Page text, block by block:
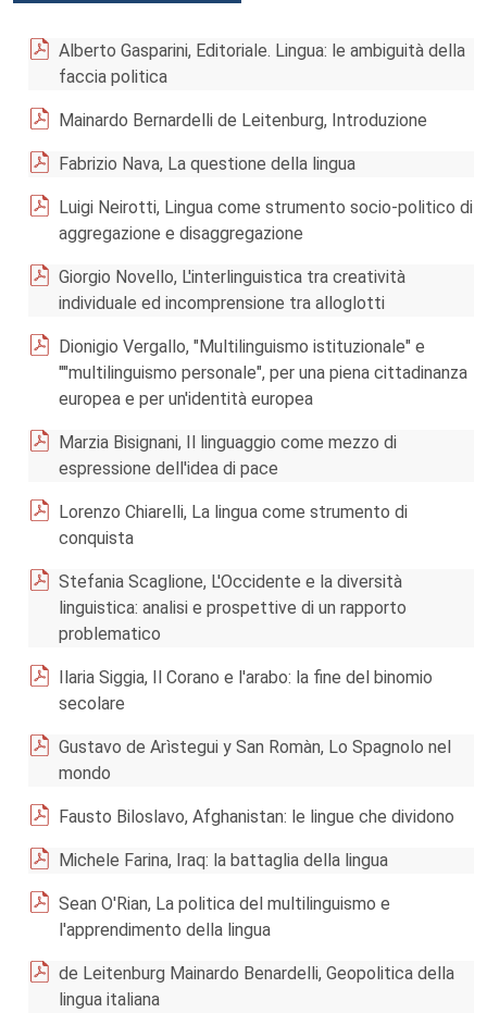
Alberto Gasparini, Editoriale. Lingua: le ambiguità della
faccia politica
Mainardo Bernardelli de Leitenburg, Introduzione
Fabrizio Nava, La questione della lingua
Luigi Neirotti, Lingua come strumento socio-politico di
aggregazione e disaggregazione
Giorgio Novello, L'interlinguistica tra creatività
individuale ed incomprensione tra alloglotti
Dionigio Vergallo, "Multilinguismo istituzionale" e
""multilinguismo personale", per una piena cittadinanza
europea e per un'identità europea
Marzia Bisignani, Il linguaggio come mezzo di
espressione dell'idea di pace
Lorenzo Chiarelli, La lingua come strumento di
conquista
Stefania Scaglione, L'Occidente e la diversità
linguistica: analisi e prospettive di un rapporto
problematico
Ilaria Siggia, Il Corano e l'arabo: la fine del binomio
secolare
Gustavo de Arìstegui y San Romàn, Lo Spagnolo nel
mondo
Fausto Biloslavo, Afghanistan: le lingue che dividono
Michele Farina, Iraq: la battaglia della lingua
Sean O'Rian, La politica del multilinguismo e
l'apprendimento della lingua
de Leitenburg Mainardo Benardelli, Geopolitica della
lingua italiana